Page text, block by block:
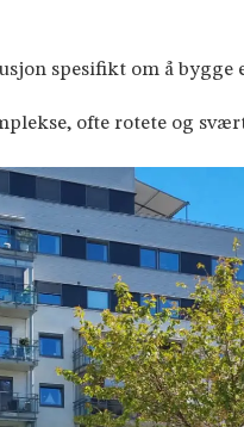
spesifikt om å
ofte rotete og